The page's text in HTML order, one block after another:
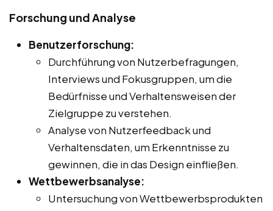
Forschung und Analyse
Benutzerforschung:
Durchführung von Nutzerbefragungen,
Interviews und Fokusgruppen, um die
Bedürfnisse und Verhaltensweisen der
Zielgruppe zu verstehen.
Analyse von Nutzerfeedback und
Verhaltensdaten, um Erkenntnisse zu
gewinnen, die in das Design einfließen.
Wettbewerbsanalyse:
Untersuchung von Wettbewerbsprodukten